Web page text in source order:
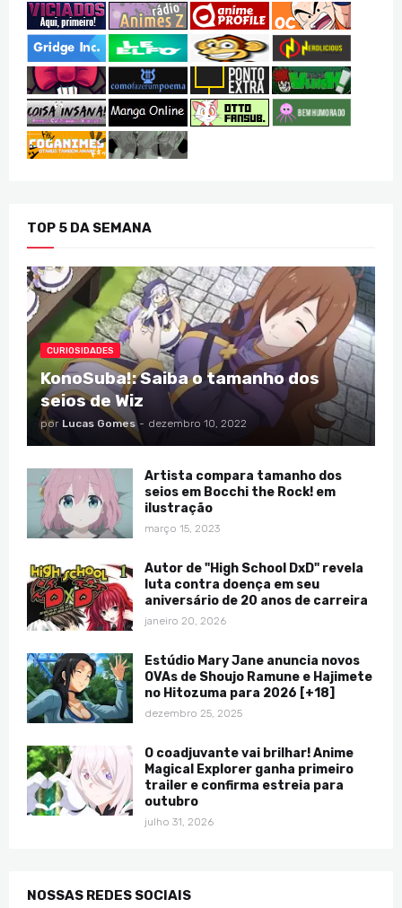
TOP 5 DA SEMANA
CURIOSIDADES
KonoSuba!: Saiba o tamanho dos
seios de Wiz
por Lucas Gomes - dezembro 10, 2022
Artista compara tamanho dos
seios em Bocchi the Rock! em
ilustração
março 15, 2023
Autor de "High School DxD" revela
luta contra doença em seu
aniversário de 20 anos de carreira
janeiro 20, 2026
Estúdio Mary Jane anuncia novos
OVAs de Shoujo Ramune e Hajimete
no Hitozuma para 2026 [+18]
dezembro 25, 2025
O coadjuvante vai brilhar! Anime
Magical Explorer ganha primeiro
trailer e confirma estreia para
outubro
julho 31, 2026
NOSSAS REDES SOCIAIS